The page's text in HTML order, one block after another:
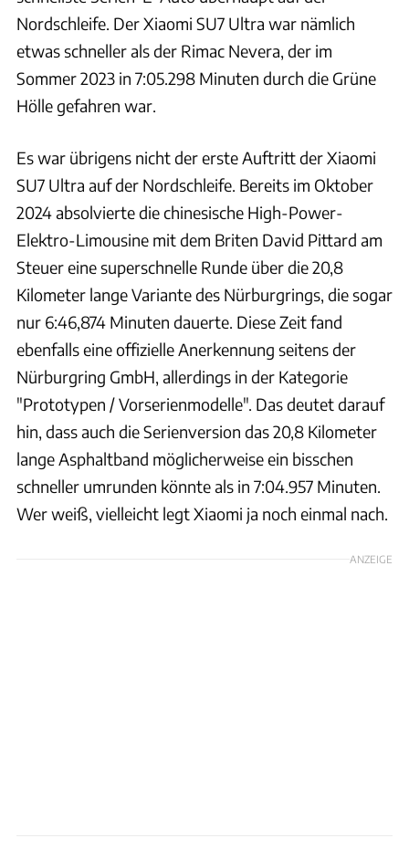
Nordschleife. Der Xiaomi SU7 Ultra war nämlich
etwas schneller als der Rimac Nevera, der im
Sommer 2023 in 7:05.298 Minuten durch die Grüne
Hölle gefahren war.
Es war übrigens nicht der erste Auftritt der Xiaomi
SU7 Ultra auf der Nordschleife. Bereits im Oktober
2024 absolvierte die chinesische High-Power-
Elektro-Limousine mit dem Briten David Pittard am
Steuer eine superschnelle Runde über die 20,8
Kilometer lange Variante des Nürburgrings, die sogar
nur 6:46,874 Minuten dauerte. Diese Zeit fand
ebenfalls eine offizielle Anerkennung seitens der
Nürburgring GmbH, allerdings in der Kategorie
"Prototypen / Vorserienmodelle". Das deutet darauf
hin, dass auch die Serienversion das 20,8 Kilometer
lange Asphaltband möglicherweise ein bisschen
schneller umrunden könnte als in 7:04.957 Minuten.
Wer weiß, vielleicht legt Xiaomi ja noch einmal nach.
ANZEIGE